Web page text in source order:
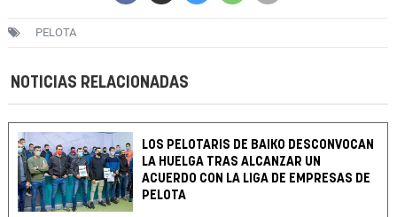
PELOTA
NOTICIAS RELACIONADAS
LOS PELOTARIS DE BAIKO DESCONVOCAN
LA HUELGA TRAS ALCANZAR UN
ACUERDO CON LA LIGA DE EMPRESAS DE
PELOTA